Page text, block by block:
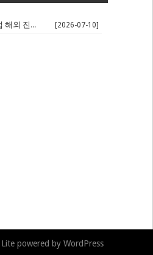
🌍 경기 AI 스타트업 해외 진출 판... [2026-07-10]
powered by WordPress